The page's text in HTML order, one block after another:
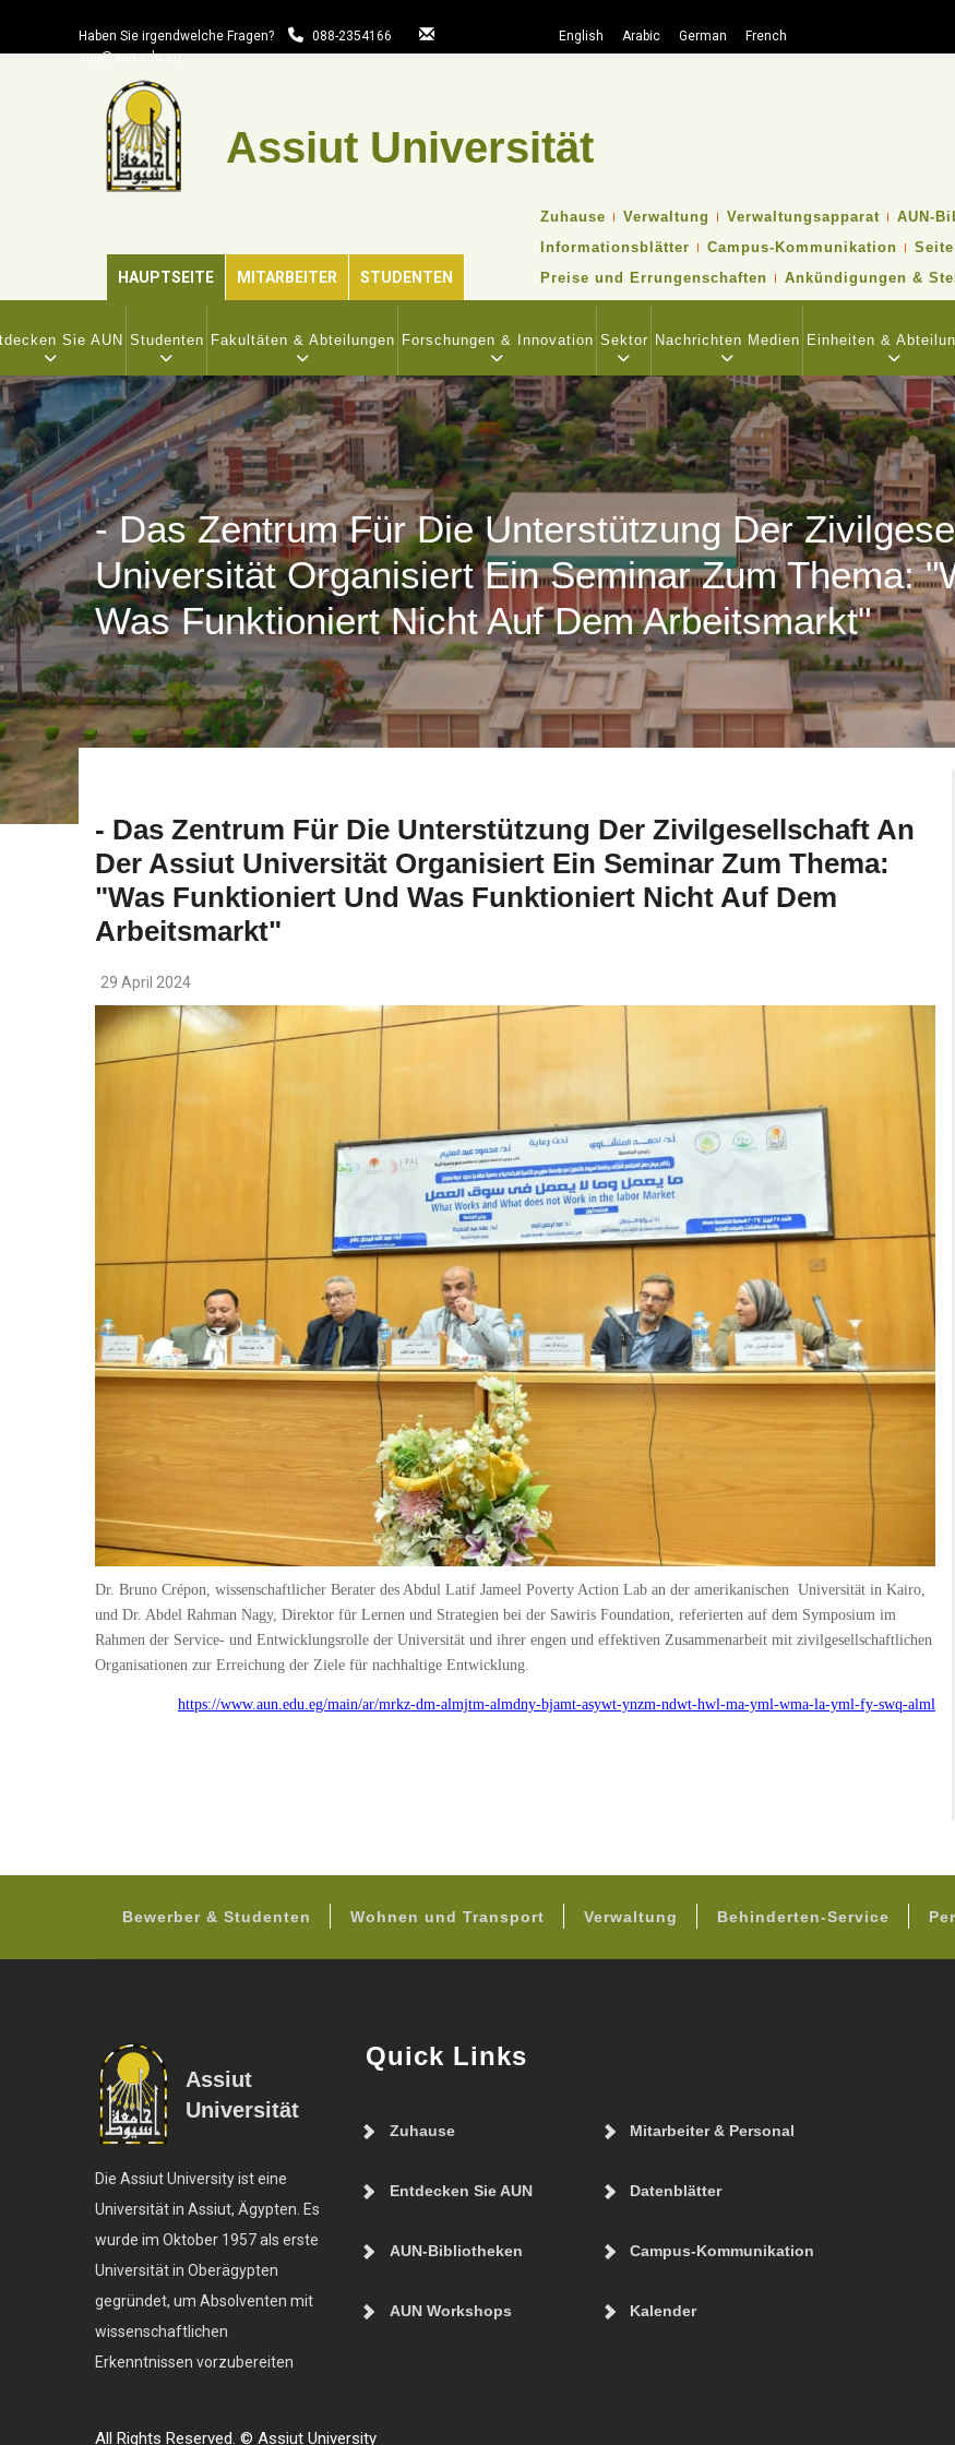
Haben Sie irgendwelche Fragen?
088-2354166
sup@aun.edu.eg
English Arabic German French
Assiut Universität
HAUPTSEITE MITARBEITER STUDENTEN
TOP
NAVIGATION
MENU
Zuhause Verwaltung Verwaltungsapparat AUN-
Informationsblätter
Campus-Kommunikation
Preise und Errungenschaften
Ankündigungen &
Sie AUN Studenten Fakultäten & Abteilungen Forschungen & Innovation Sektor Nachrichten Medien Einheiten &
- Das Zentrum Für Die Unterstützung Der
Universität Organisiert Ein Seminar Zum Thema:
Was Funktioniert Nicht Auf Dem Arbeitsmarkt"
- Das Zentrum Für Die Unterstützung Der Zivilgesellschaft An
Der Assiut Universität Organisiert Ein Seminar Zum Thema:
"Was Funktioniert Und Was Funktioniert Nicht Auf Dem
Arbeitsmarkt"
29 April 2024
Dr. Bruno Crépon, wissenschaftlicher Berater des Abdul Latif Jameel Poverty Action Lab an der amerikanischen Universität in Kairo,
und Dr. Abdel Rahman Nagy, Direktor für Lernen und Strategien bei der Sawiris Foundation, referierten auf dem Symposium im
Rahmen der Service- und Entwicklungsrolle der Universität und ihrer engen und effektiven Zusammenarbeit mit zivilgesellschaftlichen
Organisationen zur Erreichung der Ziele für nachhaltige Entwicklung.
https://www.aun.edu.eg/main/ar/mrkz-dm-almjtm-almdny-bjamt-asywt-ynzm-ndwt-hwl-ma-yml-wma-la-yml-fy-swq-alml
Bewerber & Studenten Wohnen und Transport Verwaltung Behinderten-Service
Assiut
Universität
Die Assiut University ist eine
Universität in Assiut, Ägypten. Es
wurde im Oktober 1957 als erste
Universität in Oberägypten
gegründet, um Absolventen mit
wissenschaftlichen
Erkenntnissen vorzubereiten
Quick Links
Zuhause Mitarbeiter & Personal
Entdecken Sie AUN Datenblätter
AUN-Bibliotheken Campus-Kommunikation
AUN Workshops Kalender
All Rights Reserved. © Assiut University